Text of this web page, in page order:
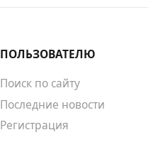
ПОЛЬЗОВАТЕЛЮ
Поиск по сайту
Последние новости
Регистрация